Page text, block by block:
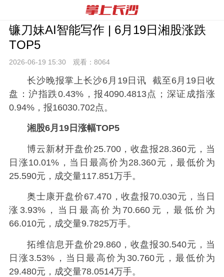
镰刀妹AI智能写作 | 6月19日湘股涨跌
TOP5
2026-06-19 15:30 观看： 8064
长沙晚报掌上长沙6月19日讯 截至6月19日收
盘：沪指跌0.43%，报4090.4813点；深证成指涨
0.94%，报16030.702点。
湘股6月19日涨幅TOP5
博云新材开盘价25.700，收盘报28.360元，当
日涨10.01%，当日最高价为28.360元，最低价为
25.590元，成交量117.851万手。
奥士康开盘价67.470，收盘报70.030元，当日
涨3.93%，当日最高价为70.660元，最低价为
66.010元，成交量9.7825万手。
拓维信息开盘价29.860，收盘报30.540元，当
日涨3.53%，当日最高价为30.760元，最低价为
29.480元，成交量78.0514万手。